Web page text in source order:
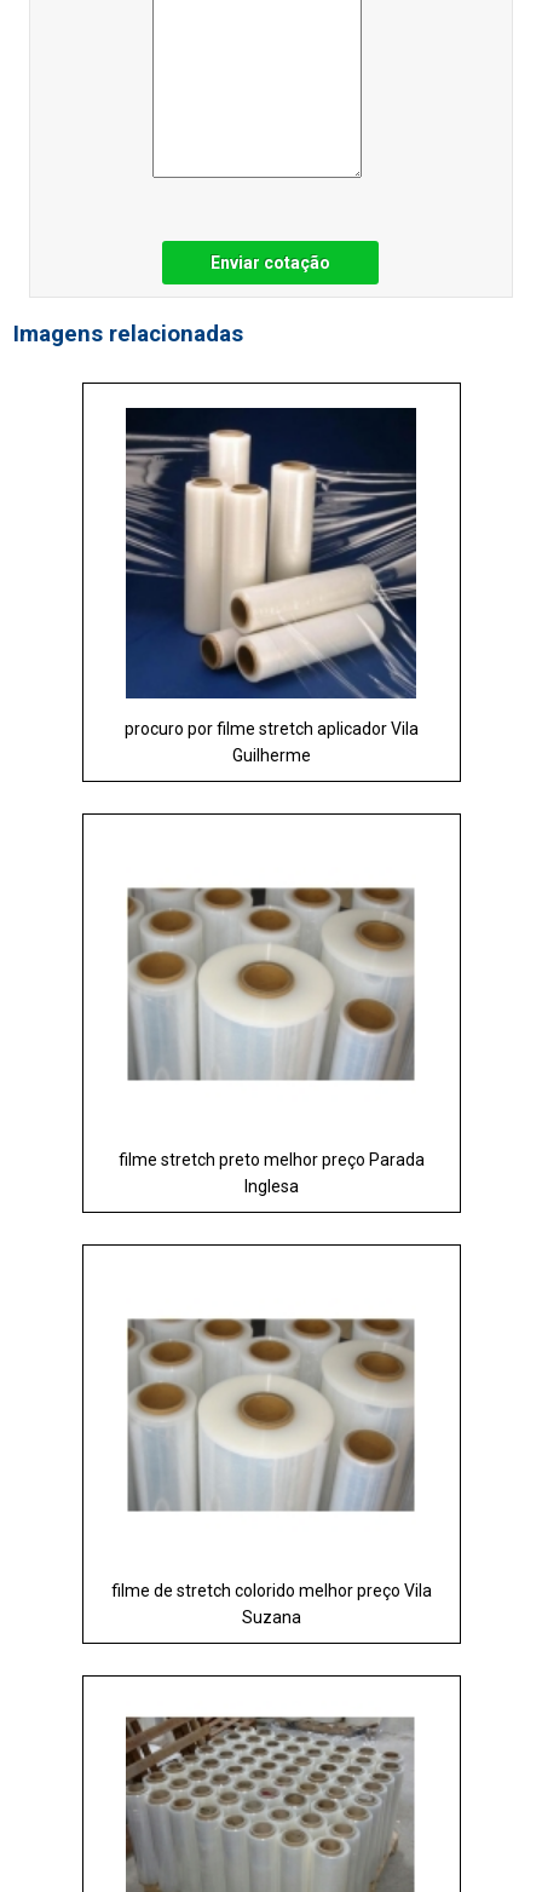
Enviar cotação
Imagens relacionadas
procuro por filme stretch aplicador Vila
Guilherme
filme stretch preto melhor preço Parada
Inglesa
filme de stretch colorido melhor preço Vila
Suzana